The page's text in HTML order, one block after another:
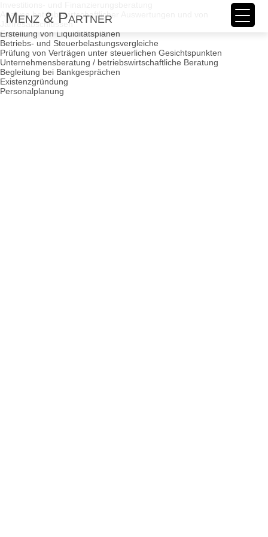
Menz & Partner
Analyse betriebswirtschaftlicher Auswertungen und von
Jahresabschlüssen
Erstellung von Liquiditätsplänen
Betriebs- und Steuerbelastungsvergleiche
Prüfung von Verträgen unter steuerlichen Gesichtspunkten
Unternehmensberatung / betriebswirtschaftliche Beratung
Begleitung bei Bankgesprächen
Existenzgründung
Personalplanung